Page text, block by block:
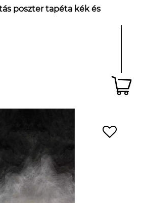
poszter tapéta kék és